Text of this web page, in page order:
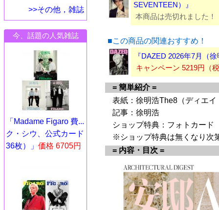
>>その他，雑誌
今、話題の人気雑誌
「Madame Figaro 費...
ク・シウ、公式カード
36枚）」 価格 6705円
SEVENTEEN）』
本商品は売切れました！
■この商品の関連おすすめ！
『DAZED 2026年7月（
キャンペーン 5219円（
= 簡単紹介 =
表紙：徐明浩The8（ディエ
記事：徐明浩
ショップ特典：フォトカード
※ショップ特典は無くなり次
= 内容・目次 =